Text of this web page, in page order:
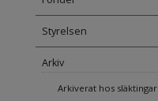
Styrelsen
Arkiv
Arkiverat hos släktingar